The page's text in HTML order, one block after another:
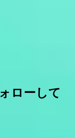
ローして